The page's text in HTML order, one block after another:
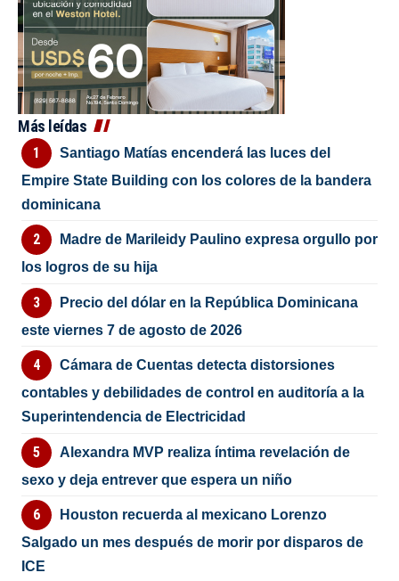
Más leídas
Santiago Matías encenderá las luces del
Empire State Building con los colores de la bandera
dominicana
Madre de Marileidy Paulino expresa orgullo por
los logros de su hija
Precio del dólar en la República Dominicana
este viernes 7 de agosto de 2026
Cámara de Cuentas detecta distorsiones
contables y debilidades de control en auditoría a la
Superintendencia de Electricidad
Alexandra MVP realiza íntima revelación de
sexo y deja entrever que espera un niño
Houston recuerda al mexicano Lorenzo
Salgado un mes después de morir por disparos de
ICE